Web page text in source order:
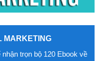
MARKETING
trọn bộ 120 Ebook về